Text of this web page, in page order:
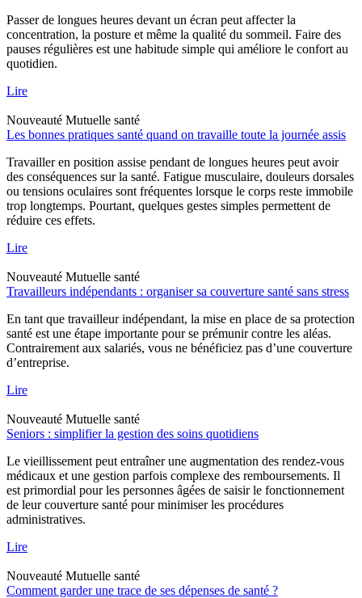
Passer de longues heures devant un écran peut affecter la
concentration, la posture et même la qualité du sommeil. Faire des
pauses régulières est une habitude simple qui améliore le confort au
quotidien.
Lire
Nouveauté Mutuelle santé
Les bonnes pratiques santé quand on travaille toute la journée assis
Travailler en position assise pendant de longues heures peut avoir
des conséquences sur la santé. Fatigue musculaire, douleurs dorsales
ou tensions oculaires sont fréquentes lorsque le corps reste immobile
trop longtemps. Pourtant, quelques gestes simples permettent de
réduire ces effets.
Lire
Nouveauté Mutuelle santé
Travailleurs indépendants : organiser sa couverture santé sans stress
En tant que travailleur indépendant, la mise en place de sa protection
santé est une étape importante pour se prémunir contre les aléas.
Contrairement aux salariés, vous ne bénéficiez pas d’une couverture
d’entreprise.
Lire
Nouveauté Mutuelle santé
Seniors : simplifier la gestion des soins quotidiens
Le vieillissement peut entraîner une augmentation des rendez-vous
médicaux et une gestion parfois complexe des remboursements. Il
est primordial pour les personnes âgées de saisir le fonctionnement
de leur couverture santé pour minimiser les procédures
administratives.
Lire
Nouveauté Mutuelle santé
Comment garder une trace de ses dépenses de santé ?